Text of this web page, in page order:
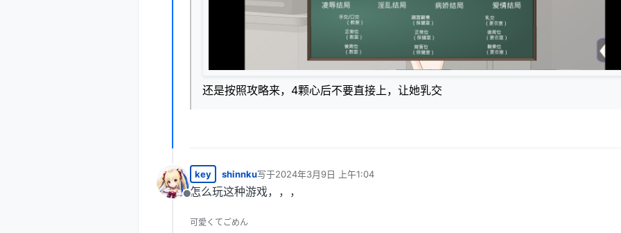
还是按照攻略来，4颗心后不要直接上，让她乳交
离线
key shinnku写于2024年3月9日 上午1:04
最后由 编辑
怎么玩这种游戏，，，
可愛くてごめん